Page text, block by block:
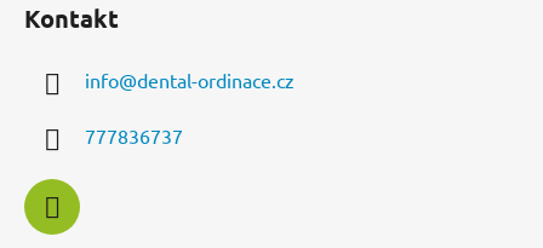
Kontakt
info@dental-ordinace.cz
777836737